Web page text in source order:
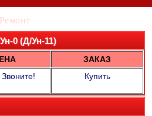
Ремонт
0 (Д/Ун-11)
ЗАКАЗ
Звоните! Купить